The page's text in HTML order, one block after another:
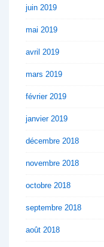
juin 2019
mai 2019
avril 2019
mars 2019
février 2019
janvier 2019
décembre 2018
novembre 2018
octobre 2018
septembre 2018
août 2018